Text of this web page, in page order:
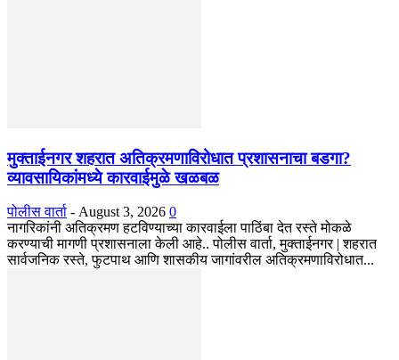
मुक्ताईनगर शहरात अतिक्रमणाविरोधात प्रशासनाचा बडगा?
व्यावसायिकांमध्ये कारवाईमुळे खळबळ
पोलीस वार्ता - August 3, 2026 0
नागरिकांनी अतिक्रमण हटविण्याच्या कारवाईला पाठिंबा देत रस्ते मोकळे
करण्याची मागणी प्रशासनाला केली आहे.. पोलीस वार्ता, मुक्ताईनगर | शहरात
सार्वजनिक रस्ते, फुटपाथ आणि शासकीय जागांवरील अतिक्रमणाविरोधात...